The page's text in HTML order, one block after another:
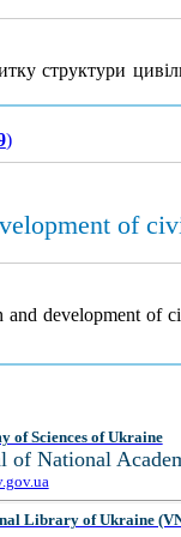
структури
)
of
development of
of Sciences of Ukraine
of National
Library of Ukraine